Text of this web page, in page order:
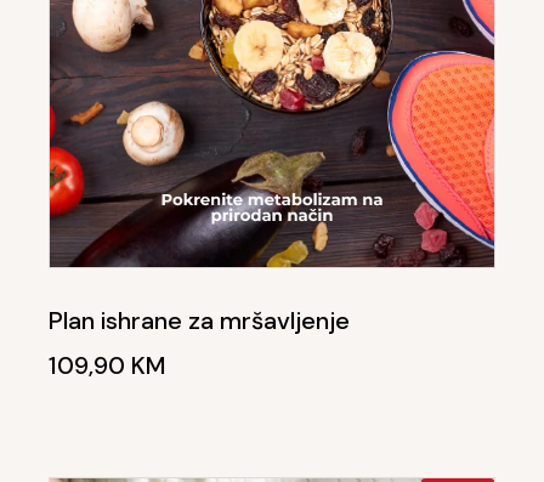
Plan ishrane za mršavljenje
109,90 KM